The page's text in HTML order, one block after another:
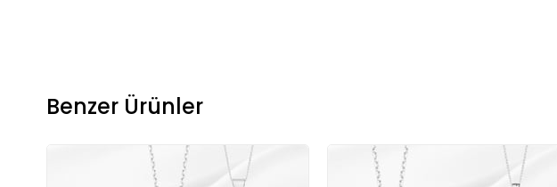
Benzer Ürünler